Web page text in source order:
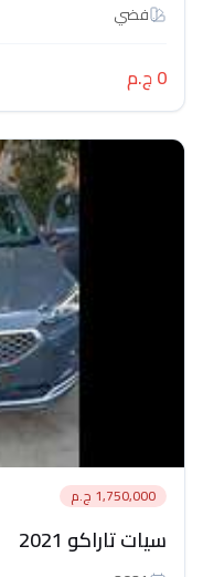
فضي
0 ج.م
1,750,000 ج.م
سيات تاراكو 2021